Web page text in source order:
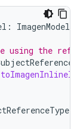
: ImagenModel
using the